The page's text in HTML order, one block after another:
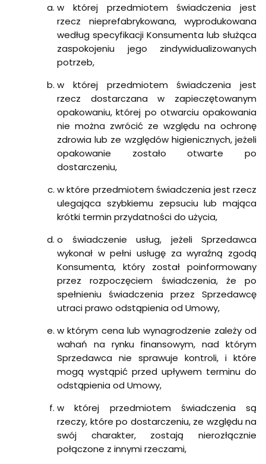
w której przedmiotem świadczenia jest
rzecz nieprefabrykowana, wyprodukowana
według specyfikacji Konsumenta lub służąca
zaspokojeniu jego zindywidualizowanych
potrzeb,
w której przedmiotem świadczenia jest
rzecz dostarczana w zapieczętowanym
opakowaniu, której po otwarciu opakowania
nie można zwrócić ze względu na ochronę
zdrowia lub ze względów higienicznych, jeżeli
opakowanie zostało otwarte po
dostarczeniu,
w które przedmiotem świadczenia jest rzecz
ulegająca szybkiemu zepsuciu lub mająca
krótki termin przydatności do użycia,
o świadczenie usług, jeżeli Sprzedawca
wykonał w pełni usługę za wyraźną zgodą
Konsumenta, który został poinformowany
przez rozpoczęciem świadczenia, że po
spełnieniu świadczenia przez Sprzedawcę
utraci prawo odstąpienia od Umowy,
w którym cena lub wynagrodzenie zależy od
wahań na rynku finansowym, nad którym
Sprzedawca nie sprawuje kontroli, i które
mogą wystąpić przed upływem terminu do
odstąpienia od Umowy,
w której przedmiotem świadczenia są
rzeczy, które po dostarczeniu, ze względu na
swój charakter, zostają nierozłącznie
połączone z innymi rzeczami,